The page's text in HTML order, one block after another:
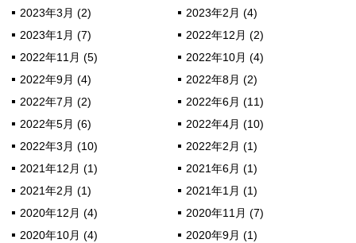
2023年3月 (2)
2023年2月 (4)
2023年1月 (7)
2022年12月 (2)
2022年11月 (5)
2022年10月 (4)
2022年9月 (4)
2022年8月 (2)
2022年7月 (2)
2022年6月 (11)
2022年5月 (6)
2022年4月 (10)
2022年3月 (10)
2022年2月 (1)
2021年12月 (1)
2021年6月 (1)
2021年2月 (1)
2021年1月 (1)
2020年12月 (4)
2020年11月 (7)
2020年10月 (4)
2020年9月 (1)